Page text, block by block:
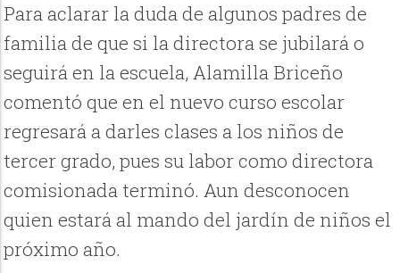
Para aclarar la duda de algunos padres de
familia de que si la directora se jubilará o
seguirá en la escuela, Alamilla Briceño
comentó que en el nuevo curso escolar
regresará a darles clases a los niños de
tercer grado, pues su labor como directora
comisionada terminó. Aun desconocen
quien estará al mando del jardín de niños el
próximo año.